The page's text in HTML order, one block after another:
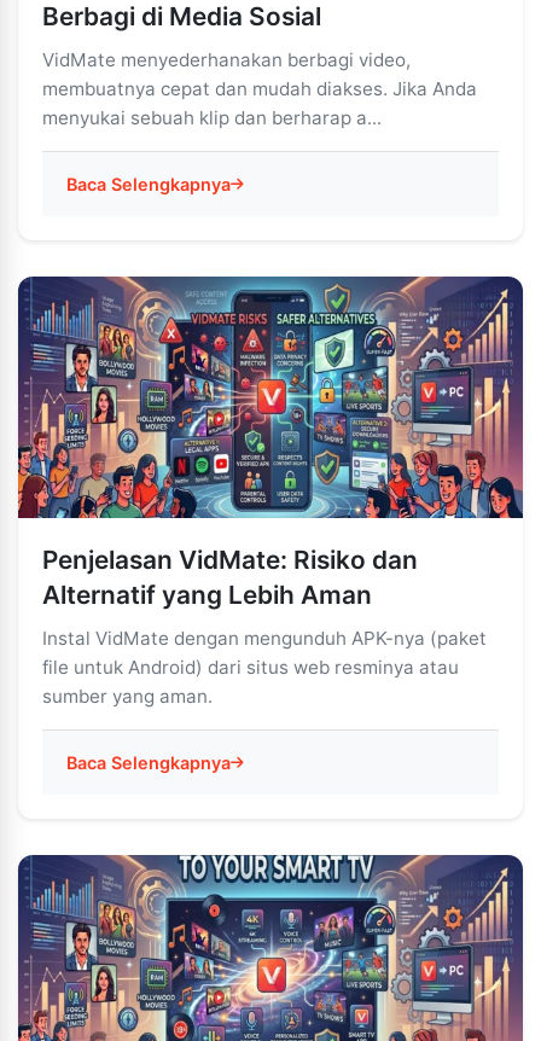
Berbagi di Media Sosial
VidMate menyederhanakan berbagi video,
membuatnya cepat dan mudah diakses. Jika Anda
menyukai sebuah klip dan berharap a...
Baca Selengkapnya
Penjelasan VidMate: Risiko dan
Alternatif yang Lebih Aman
Instal VidMate dengan mengunduh APK-nya (paket
file untuk Android) dari situs web resminya atau
sumber yang aman.
Baca Selengkapnya